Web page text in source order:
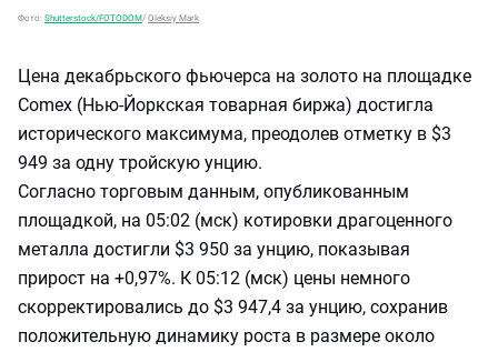
Фото: Shutterstock/FOTODOM/ Oleksiy Mark
Цена декабрьского фьючерса на золото на площадке
Comex (Нью-Йоркская товарная биржа) достигла
исторического максимума, преодолев отметку в $3
949 за одну тройскую унцию.
Согласно торговым данным, опубликованным
площадкой, на 05:02 (мск) котировки драгоценного
металла достигли $3 950 за унцию, показывая
прирост на +0,97%. К 05:12 (мск) цены немного
скорректировались до $3 947,4 за унцию, сохранив
положительную динамику роста в размере около